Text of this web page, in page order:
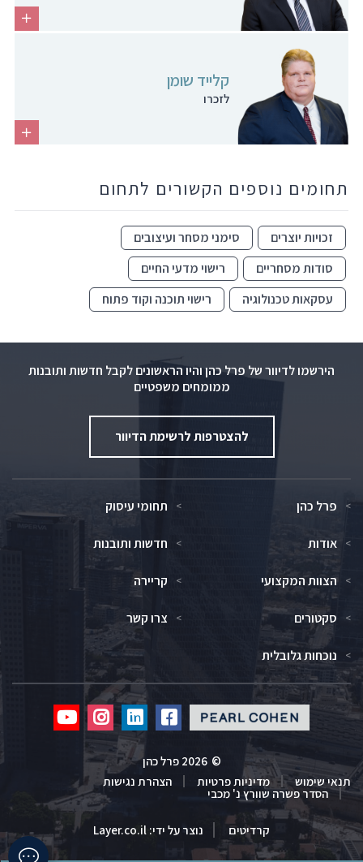
Click
קלייד שומן
לזכרו
תחומים נוספים הקשורים לתחום
זכויות יוצרים
סימני מסחר ועיצובים
סודות מסחריים
רישוי מדעי החיים
עסקאות טכנולוגיה
רישוי תוכנה וקוד פתוח
Click
redirect
our
Facebook
Click
to
redirect
our
Linkedin
profile
Click
to
redirect
our
Instagram
profile
Click
Youtube
profile
© 2026 פרל כהן
תנאי שימוש
מדיניות פרטיות הצהרת נגישות
הסדר פשרה שוורץ נ' מכבי
קרדיטים נוצר על ידי: Layer.co.il
הירשמו לדיוור של פרל כהן והיו הראשונים לקבל חדשות ותובנות
ממומחים משפטיים
להצטרפות לרשימת הדיוור
פרל כהן
אודות
הצוות המקצועי
סקטורים
נוכחות גלובלית
תחומי עיסוק
חדשות ותובנות
קריירה
צרו קשר